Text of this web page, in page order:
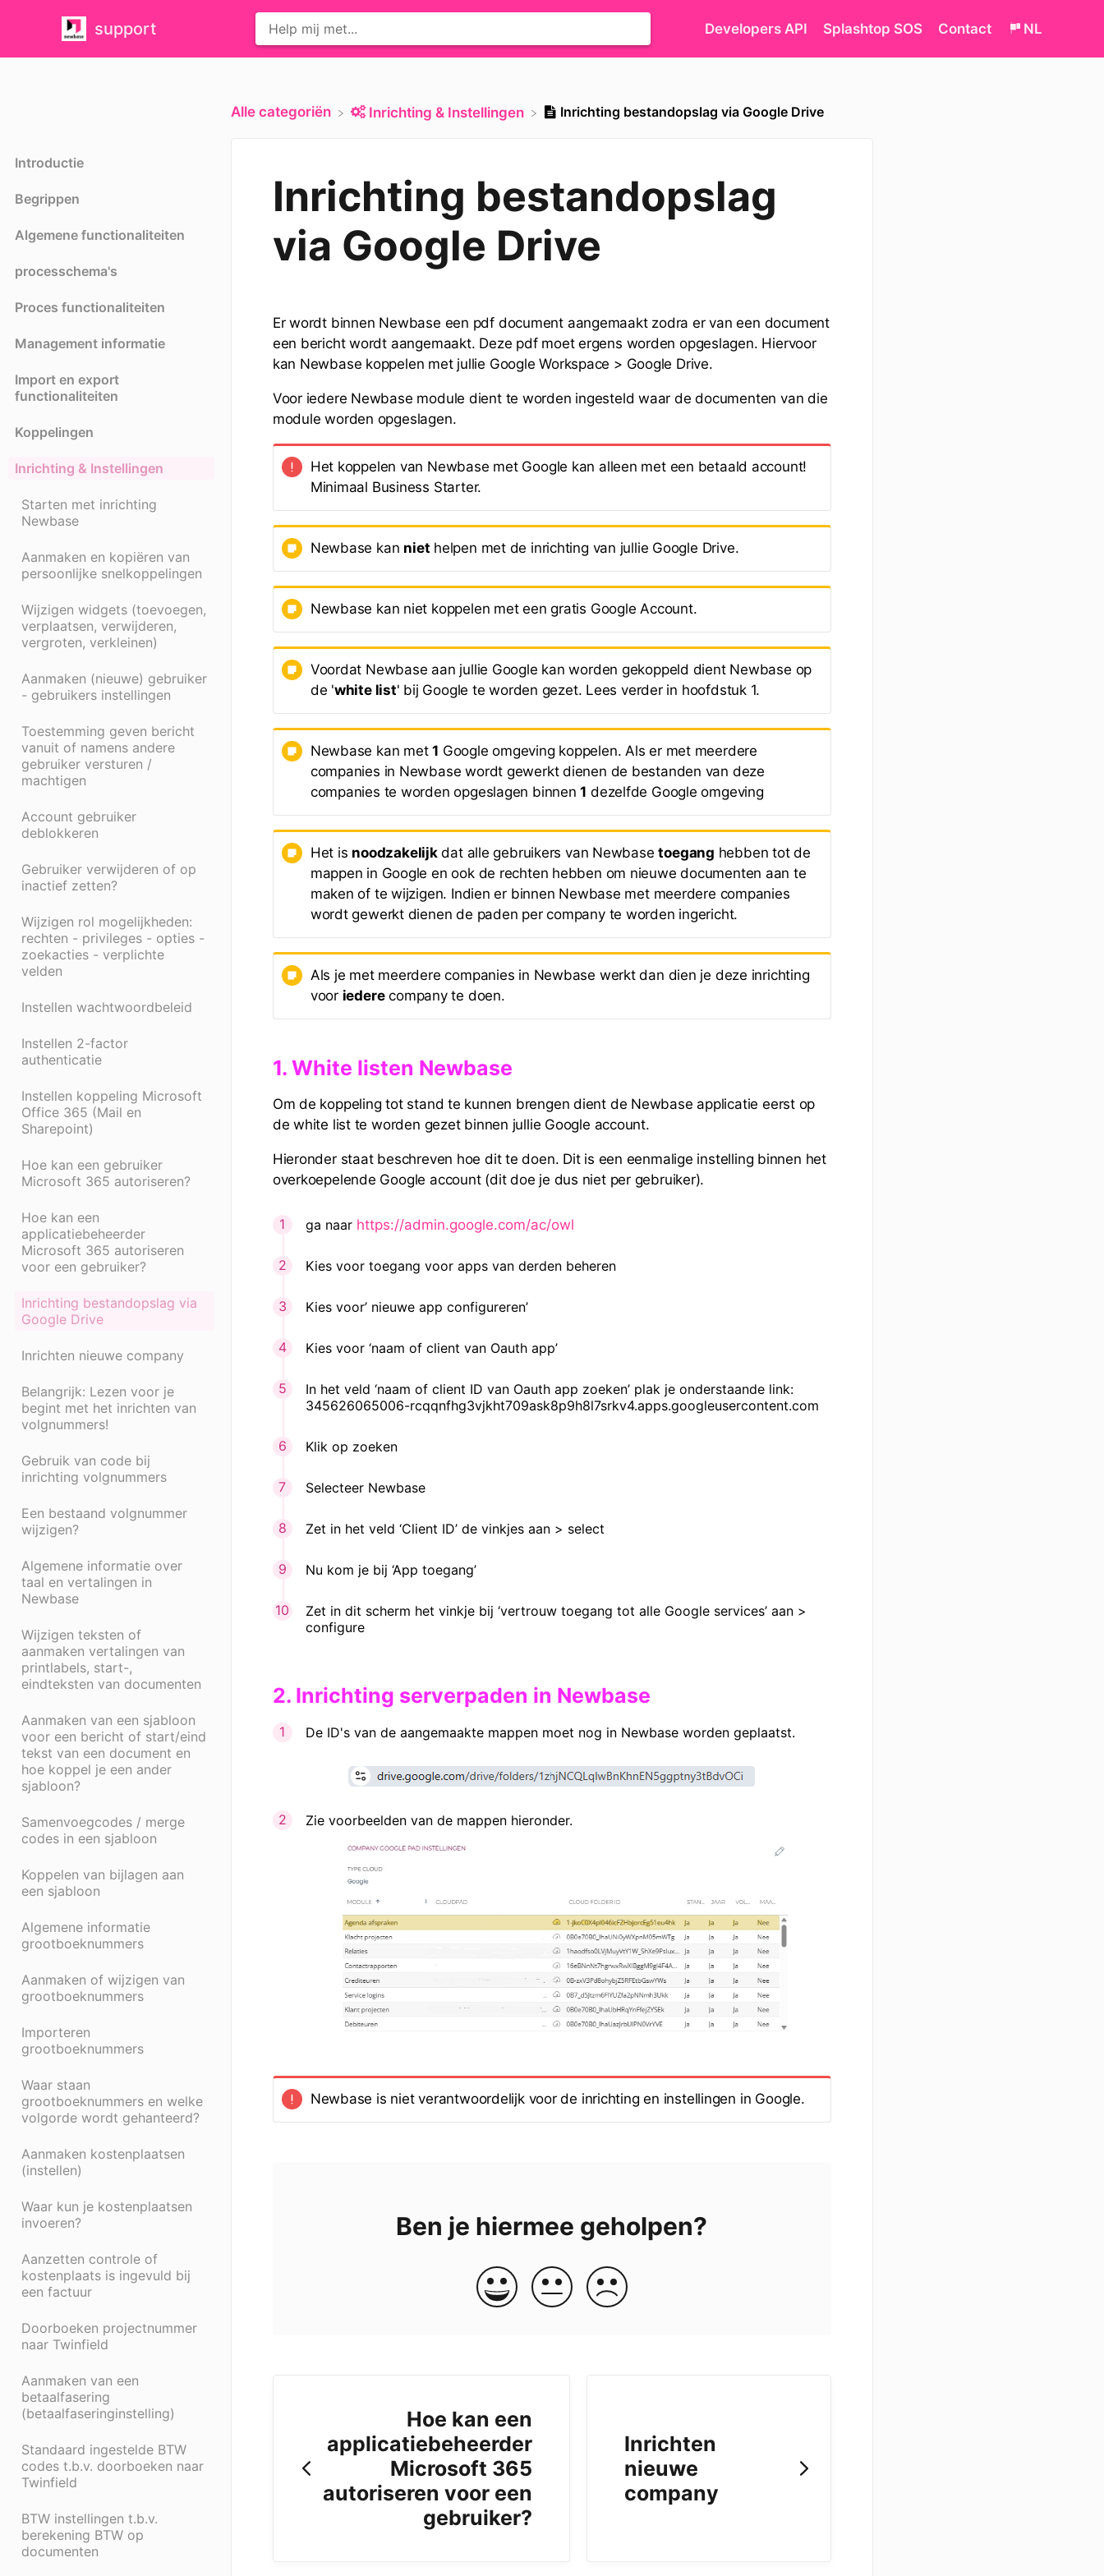
support Developers API Splashtop SOS Contact NL
Introductie
Begrippen
Algemene functionaliteiten
processchema's
Proces functionaliteiten
Management informatie
Import en export
functionaliteiten
Koppelingen
Inrichting & Instellingen
Starten met inrichting
Newbase
Aanmaken en kopiëren van
persoonlijke snelkoppelingen
Wijzigen widgets (toevoegen,
verplaatsen, verwijderen,
vergroten, verkleinen)
Aanmaken (nieuwe) gebruiker
- gebruikers instellingen
Toestemming geven bericht
vanuit of namens andere
gebruiker versturen /
machtigen
Account gebruiker
deblokkeren
Gebruiker verwijderen of op
inactief zetten?
Wijzigen rol mogelijkheden:
rechten - privileges - opties -
zoekacties - verplichte
velden
Instellen wachtwoordbeleid
Instellen 2-factor
authenticatie
Instellen koppeling Microsoft
Office 365 (Mail en
Sharepoint)
Hoe kan een gebruiker
Microsoft 365 autoriseren?
Hoe kan een
applicatiebeheerder
Microsoft 365 autoriseren
voor een gebruiker?
Inrichting bestandopslag via
Google Drive
Inrichten nieuwe company
Belangrijk: Lezen voor je
begint met het inrichten van
volgnummers!
Gebruik van code bij
inrichting volgnummers
Een bestaand volgnummer
wijzigen?
Algemene informatie over
taal en vertalingen in
Newbase
Wijzigen teksten of
aanmaken vertalingen van
printlabels, start-,
eindteksten van documenten
Aanmaken van een sjabloon
voor een bericht of start/eind
tekst van een document en
hoe koppel je een ander
sjabloon?
Samenvoegcodes / merge
codes in een sjabloon
Koppelen van bijlagen aan
een sjabloon
Algemene informatie
grootboeknummers
Aanmaken of wijzigen van
grootboeknummers
Importeren
grootboeknummers
Waar staan
grootboeknummers en welke
volgorde wordt gehanteerd?
Aanmaken kostenplaatsen
(instellen)
Waar kun je kostenplaatsen
invoeren?
Aanzetten controle of
kostenplaats is ingevuld bij
een factuur
Doorboeken projectnummer
naar Twinfield
Aanmaken van een
betaalfasering
(betaalfaseringinstelling)
Standaard ingestelde BTW
codes t.b.v. doorboeken naar
Twinfield
BTW instellingen t.b.v.
berekening BTW op
documenten
Alle categoriën ​Inrichting & Instellingen Inrichting bestandopslag via Google Drive
Inrichting bestandopslag
via Google Drive
Er wordt binnen Newbase een pdf document aangemaakt zodra er van een document
een bericht wordt aangemaakt. Deze pdf moet ergens worden opgeslagen. Hiervoor
kan Newbase koppelen met jullie Google Workspace > Google Drive.
Voor iedere Newbase module dient te worden ingesteld waar de documenten van die
module worden opgeslagen.
Het koppelen van Newbase met Google kan alleen met een betaald account!
Minimaal Business Starter.
Newbase kan niet helpen met de inrichting van jullie Google Drive.
Newbase kan niet koppelen met een gratis Google Account.
Voordat Newbase aan jullie Google kan worden gekoppeld dient Newbase op
de 'white list' bij Google te worden gezet. Lees verder in hoofdstuk 1.
Newbase kan met1 Google omgeving koppelen. Als er met meerdere
companies in Newbase wordt gewerkt dienen de bestanden van deze
companies te worden opgeslagen binnen1 dezelfde Google omgeving
Het is noodzakelijkdat alle gebruikers van Newbasetoegang hebben tot de
mappen in Google en ook de rechten hebben om nieuwe documenten aan te
maken of te wijzigen. Indien er binnen Newbase met meerdere companies
wordt gewerkt dienen de paden per company te worden ingericht.
Als je met meerdere companies in Newbase werkt dan dien je deze inrichting
voor iederecompany te doen.
1. White listen Newbase
Om de koppeling tot stand te kunnen brengen dient de Newbase applicatie eerst op
de white list te worden gezet binnen jullie Google account.
Hieronder staat beschreven hoe dit te doen. Dit is een eenmalige instelling binnen het
overkoepelende Google account (dit doe je dus niet per gebruiker).
ga naar https://admin.google.com/ac/owl
Kies voor toegang voor apps van derden beheren
Kies voor’ nieuwe app configureren’
Kies voor ‘naam of client van Oauth app’
In het veld ‘naam of client ID van Oauth app zoeken’ plak je onderstaande link:
345626065006-rcqqnfhg3vjkht709ask8p9h8l7srkv4.apps.googleusercontent.com
Klik op zoeken
Selecteer Newbase
Zet in het veld ‘Client ID’ de vinkjes aan > select
Nu kom je bij ‘App toegang’
Zet in dit scherm het vinkje bij ‘vertrouw toegang tot alle Google services’ aan >
configure
2. Inrichting serverpaden in Newbase
De ID's van de aangemaakte mappen moet nog in Newbase worden geplaatst.
Zie voorbeelden van de mappen hieronder.
Newbase is niet verantwoordelijk voor de inrichting en instellingen in Google.
Ben je hiermee geholpen?
Hoe kan een
applicatiebeheerder
Microsoft 365
autoriseren voor een
gebruiker?
Inrichten
nieuwe
company